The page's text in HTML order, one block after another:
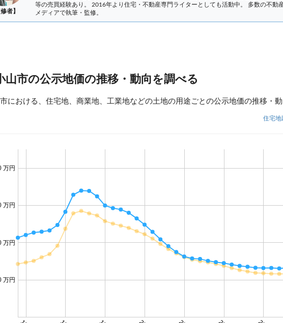
修者】
等の売買経験あり。 2016年より住宅・不動産専門ライターとしても活動中。 多数の不動
メディアで執筆・監修。
山市の公示地価の推移・動向を調べる
における、住宅地、商業地、工業地などの土地の用途ごとの公示地価の推移・
住宅地
万円
万円
万円
万円